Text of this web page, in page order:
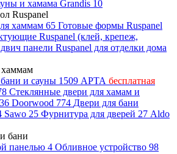
и хамама Grandis 10
Ruspanel
хаммам 65 Готовые формы Ruspanel
Ruspanel (клей, крепеж,
панели Ruspanel для отделки дома
хаммам
и сауны 1509 АРТА бесплатная
Стеклянные двери для хамам и
Doorwood 774 Двери для бани
Sawo 25 Фурнитура для дверей 27 Aldo
бани
панелью 4 Обливное устройство 98